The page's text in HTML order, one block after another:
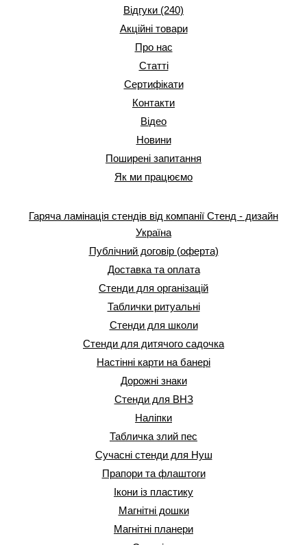
Відгуки (240)
Акційні товари
Про нас
Статті
Сертифікати
Контакти
Відео
Новини
Поширені запитання
Як ми працюємо
Гаряча ламінація стендів від компанії Стенд - дизайн
Україна
Публічний договір (оферта)
Доставка та оплата
Стенди для організацій
Таблички ритуальні
Стенди для школи
Стенди для дитячого садочка
Настінні карти на банері
Дорожні знаки
Стенди для ВНЗ
Наліпки
Табличка злий пес
Сучасні стенди для Нуш
Прапори та флаштоги
Ікони із пластику
Магнітні дошки
Магнітні планери